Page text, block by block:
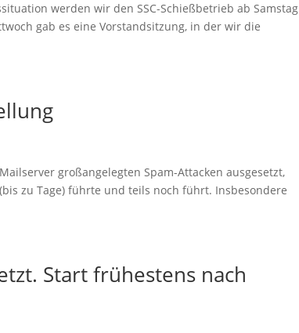
werden wir den SSC-Schießbetrieb ab Samstag
gab es eine Vorstandsitzung, in der wir die
großangelegten Spam-Attacken ausgesetzt,
zu Tage) führte und teils noch führt. Insbesondere
Start frühestens nach